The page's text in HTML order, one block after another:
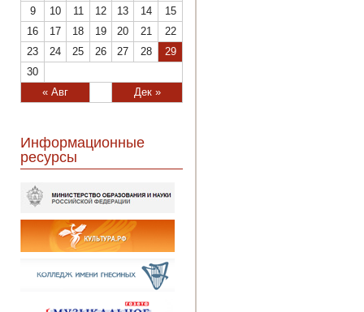
« Авг Дек »
9
10 11 12 13 14
15
16
17 18 19 20 21
22
23
24 25 26 27 28
29
30
Информационные
ресурсы